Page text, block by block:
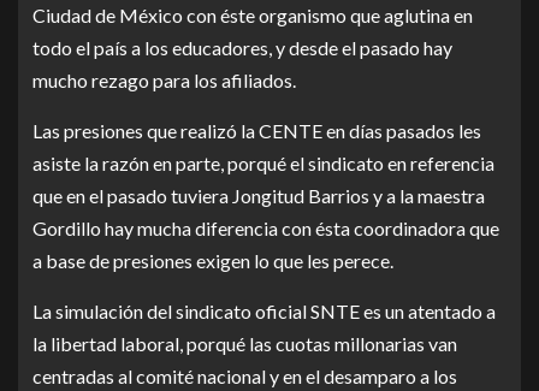
Ciudad de México con éste organismo que aglutina en
todo el país a los educadores, y desde el pasado hay
mucho rezago para los afiliados.
Las presiones que realizó la CENTE en días pasados les
asiste la razón en parte, porqué el sindicato en referencia
que en el pasado tuviera Jongitud Barrios y a la maestra
Gordillo hay mucha diferencia con ésta coordinadora que
a base de presiones exigen lo que les perece.
La simulación del sindicato oficial SNTE es un atentado a
la libertad laboral, porqué las cuotas millonarias van
centradas al comité nacional y en el desamparo a los